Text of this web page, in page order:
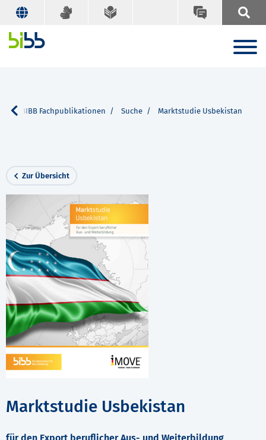
BIBB Fachpublikationen Suche Marktstudie Usbekistan
Zur Übersicht
Marktstudie Usbekistan